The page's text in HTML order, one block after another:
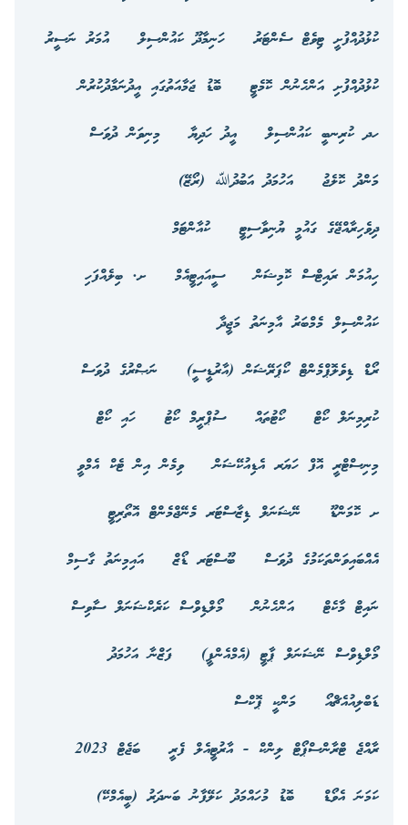
ކުޅުދުއްފުށީ ޓިވެޓް ސެންޓަރު
ހަނިމާދޫ ކައުންސިލް
އުމަރު ނަސީރު
ކުޅުދުއްފުށި އަންހެނުން ކޮމެޓީ
ބޮޑު ޖަމާއަތުގައި އީދުނަމާދުކުރުން
ހދ ކުރިނބީ ކައުންސިލް
އީދު ހަދިޔާ
މިނިވަން ދުވަސް
މަންދު ކޮލެޖު
އަހުމަދު އަބުދުﷲ (ރޯޒޭ)
ދިވެހިރާއްޖޭގެ ގައުމީ ޔުނިވާސިޓީ
ކުއާންޓަމް
ހިއުމަން ރައިޓްސް ކޮމިޝަން
ސީއައިޓީއެމް
ށ. ބިލެއްފަހި
ކައުންސިލް މެމްބަރު އާމިނަތު މަޖީދާ
ރޯޑް ޑިވެލޮޕްމެންޓް ކޯޕަރޭޝަން (އާރުޑީސީ)
ނަޞްރުގެ ދުވަސް
ކުރިމިނަލް ކޯޓް
ކޯޓުތައް ސުޕްރީމް ކޯޓު
ހައި ކޯޓް
މިނިސްޓްރީ އޮފް ހަޔަރ އެޑިއުކޭޝަން
ވިމެން އިން ޓެކް އެމްވީ
ށ ކޮމަންޑޫ
ނޭޝަނަލް ޑިޒާސްޓަރ މެނޭޖްމެންޓް އޮތޯރިޓީ
އެއްބައިވަންތަކަމުގެ ދުވަސް
ބޫސްޓަރ ޑޯޒް
އައިމިނަތު ގާސިމް
ނައިޓް މާކެޓް
އަންހެނުން
މޯލްޑިވްސް ކަރެކްޝަނަލް ސާވިސް
މޯލްޑިވްސް ނޭޝަނަލް ޕާޓީ (އެމްއެންޕީ)
ފަޒްނާ އަހުމަދު
ޑަބްލިއުއެޗްއޯ
މަންކީ ޕޮކްސް
ރާއްޖެ ޓްރާންސްޕޯޓް ލިންކް - އާރުޓީއެލް ފެރީ
ބަޖެޓް 2023
ކަމަނަ އެވޯޑް
ބޮޑު މުހައްމަދު ކަލޭފާނު ބަނދަރު (ބީއެމްކޭ)